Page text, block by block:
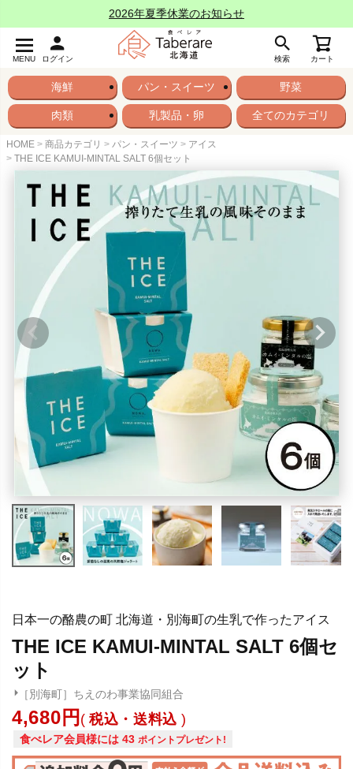
2026年夏季休業のお知らせ
MENU ログイン 検索 カート
海鮮 パン・スイーツ 野菜
肉類 乳製品・卵 全てのカテゴリ
HOME 商品カテゴリ パン・スイーツ
アイス
THE ICE KAMUI-MINTAL SALT 6個セット
日本一の酪農の町 北海道・別海町の生乳で作ったアイス
THE ICE KAMUI-MINTAL SALT 6個セ
ット
［別海町］ちえのわ事業協同組合
4,680 税込・送料込
食べレア会員様には 43 ポイントプレゼント!